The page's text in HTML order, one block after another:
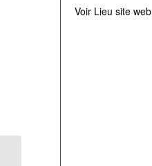
Voir Lieu site web